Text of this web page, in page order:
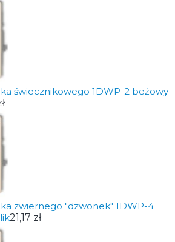
świecznikowego 1DWP-2 beżowy
zwiernego "dzwonek" 1DWP-4
21,17 zł